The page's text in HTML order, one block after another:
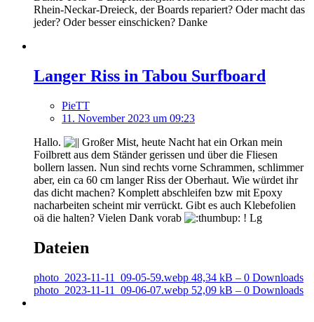
Rhein-Neckar-Dreieck, der Boards repariert? Oder macht das
jeder? Oder besser einschicken? Danke
Langer Riss in Tabou Surfboard
PieTT
11. November 2023 um 09:23
Hallo.
Großer Mist, heute Nacht hat ein Orkan mein
Foilbrett aus dem Ständer gerissen und über die Fliesen
bollern lassen. Nun sind rechts vorne Schrammen, schlimmer
aber, ein ca 60 cm langer Riss der Oberhaut. Wie würdet ihr
das dicht machen? Komplett abschleifen bzw mit Epoxy
nacharbeiten scheint mir verrückt. Gibt es auch Klebefolien
oä die halten? Vielen Dank vorab
! Lg
Dateien
photo_2023-11-11_09-05-59.webp 48,34 kB – 0 Downloads
photo_2023-11-11_09-06-07.webp 52,09 kB – 0 Downloads